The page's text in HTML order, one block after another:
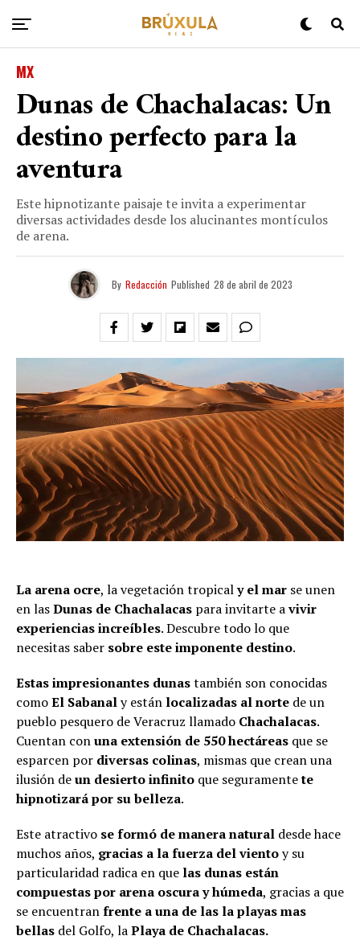
MX
Dunas de Chachalacas: Un
destino perfecto para la
aventura
Este hipnotizante paisaje te invita a experimentar
diversas actividades desde los alucinantes montículos
de arena.
By Redacción Published 28 de abril de 2023
La arena ocre, la vegetación tropicaly el mar se unen
en lasDunas de Chachalacas para invitarte avivir
experiencias increíbles. Descubre todo lo que
necesitas saber sobre este imponente destino.
Estas impresionantes dunastambién son conocidas
comoEl Sabanaly están localizadas al norte de un
pueblo pesquero de Veracruz llamado Chachalacas.
Cuentan conuna extensión de 550 hectáreas que se
esparcen por diversas colinas, mismas que crean una
ilusión deun desierto infinito que seguramentete
hipnotizará por su belleza.
Este atractivo se formó de manera natural desde hace
muchos años, gracias a la fuerza del vientoy su
particularidad radica en que las dunas están
compuestas por arena oscura y húmeda, gracias a que
se encuentranfrente a una de las la playas mas
bellas del Golfo, laPlaya de Chachalacas.